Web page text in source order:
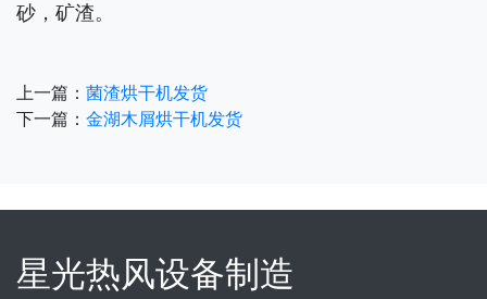
砂，矿渣。
上一篇： 菌渣烘干机发货
下一篇： 金湖木屑烘干机发货
星光热风设备制造